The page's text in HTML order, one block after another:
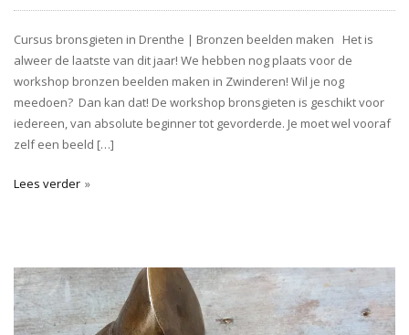
Cursus bronsgieten in Drenthe | Bronzen beelden maken Het is
alweer de laatste van dit jaar! We hebben nog plaats voor de
workshop bronzen beelden maken in Zwinderen! Wil je nog
meedoen? Dan kan dat! De workshop bronsgieten is geschikt voor
iedereen, van absolute beginner tot gevorderde. Je moet wel vooraf
zelf een beeld […]
Lees verder